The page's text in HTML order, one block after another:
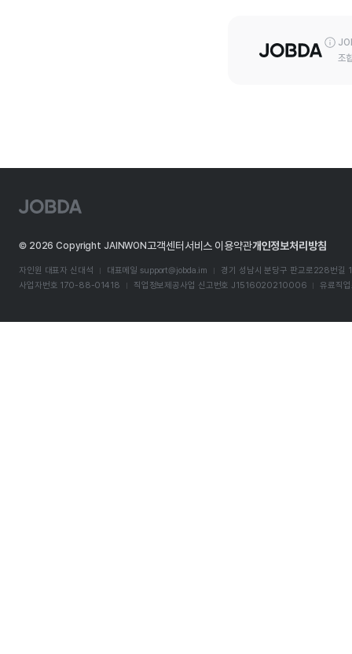
조
D
© 2026 Copyright JAINWON고객센터 서비스 이용약관개인정보처리방침
자인원 대표자 신대석 대표메일support@jobda.im
경기 성남시 분당구 판교로228번길
사업자번호 170-88-01418
직업정보제공사업 신고번호 J1516020210006 유료직